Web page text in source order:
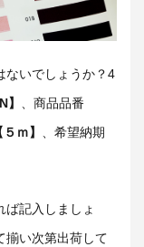
ないでしょうか？4
】 、商品品番
５ｍ】 、希望納期
記入しましょ
揃い次第出荷して